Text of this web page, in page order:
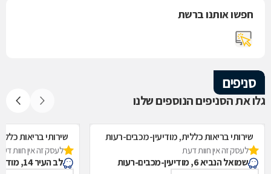
חפשו אותנו ברשת
סניפים
גלו את הסניפים הנוספים שלנו
שירותי בריאות כללית, מודיעין-מכבים-רעות
לעסק זה אין חוות דעת
שמואל הנביא 6, מודיעין-מכבים-רעות
שירותי בריאות
ראשונית,
לעסק זה אין חוות
לב העיר 14, מודיעין-מכבים-רעות